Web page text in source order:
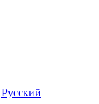
Русский